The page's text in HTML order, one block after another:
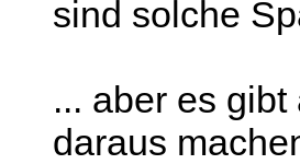
sind solche
... aber es
daraus